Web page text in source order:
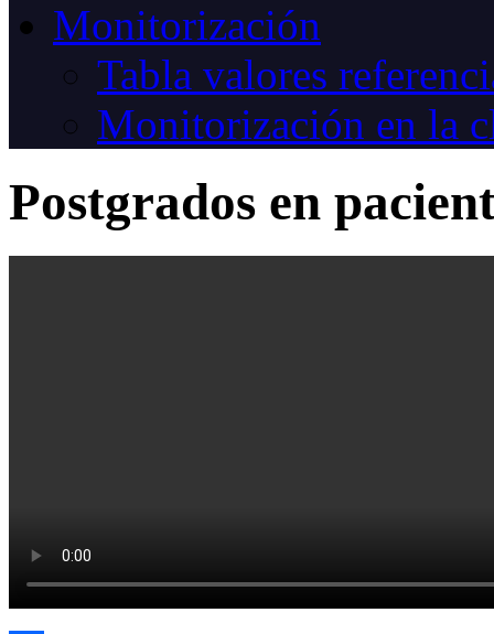
Monitorización
Tabla valores
Monitorización en la
Postgrados en